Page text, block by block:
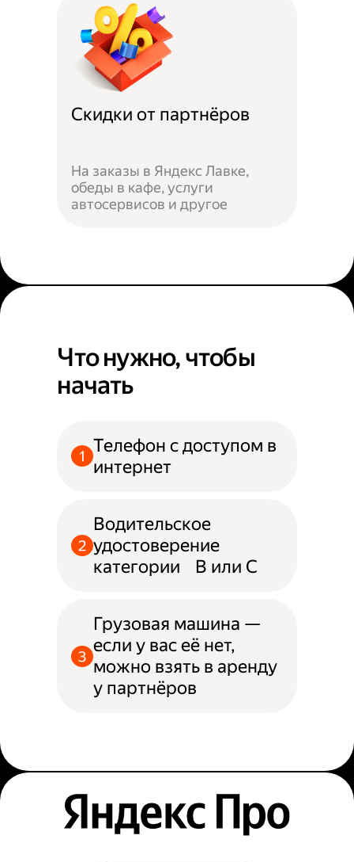
Скидки от партнёров
На заказы в Яндекс Лавке,
обеды в кафе, услуги
автосервисов и другое
Что нужно, чтобы
начать
Телефон с доступом в
интернет
Водительское
удостоверение
категории B или С
Грузовая машина —
если у вас её нет,
можно взять в аренду
у партнёров